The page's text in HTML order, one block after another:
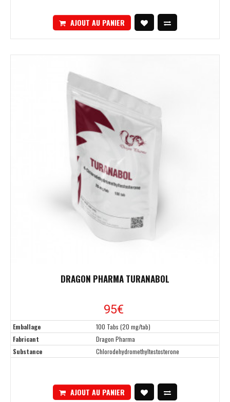
AJOUT AU PANIER
DRAGON PHARMA TURANABOL
95€
Emballage
100 Tabs (20 mg/tab)
Fabricant
Dragon Pharma
Substance
Chlorodehydromethyltestosterone
AJOUT AU PANIER